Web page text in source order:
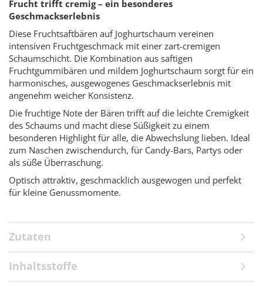
Frucht trifft cremig – ein besonderes
Geschmackserlebnis
Diese Fruchtsaftbären auf Joghurtschaum vereinen
intensiven Fruchtgeschmack mit einer zart-cremigen
Schaumschicht. Die Kombination aus saftigen
Fruchtgummibären und mildem Joghurtschaum sorgt für ein
harmonisches, ausgewogenes Geschmackserlebnis mit
angenehm weicher Konsistenz.
Die fruchtige Note der Bären trifft auf die leichte Cremigkeit
des Schaums und macht diese Süßigkeit zu einem
besonderen Highlight für alle, die Abwechslung lieben. Ideal
zum Naschen zwischendurch, für Candy-Bars, Partys oder
als süße Überraschung.
Optisch attraktiv, geschmacklich ausgewogen und perfekt
für kleine Genussmomente.
Zutaten
Inhaltsstoffe